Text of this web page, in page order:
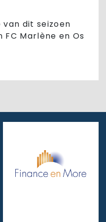
dit seizoen
Marlène en Os